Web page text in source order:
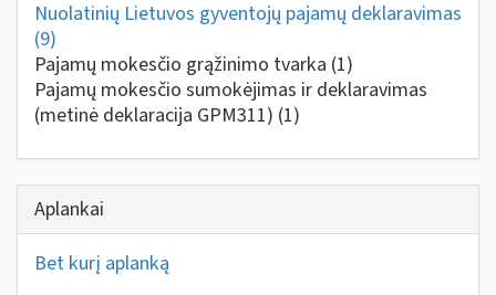
Nuolatinių Lietuvos gyventojų pajamų deklaravimas
(9)
Pajamų mokesčio grąžinimo tvarka (1)
Pajamų mokesčio sumokėjimas ir deklaravimas
(metinė deklaracija GPM311) (1)
Aplankai
Bet kurį aplanką